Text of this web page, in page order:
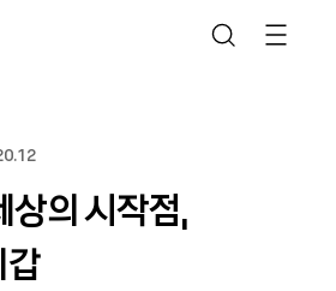
상의 시작점,